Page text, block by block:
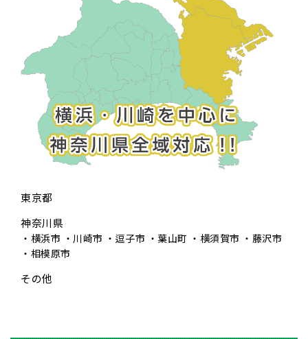
東京都
神奈川県
横浜市 川崎市 逗子市 葉山町 横須賀市
藤沢市
相模原市
その他